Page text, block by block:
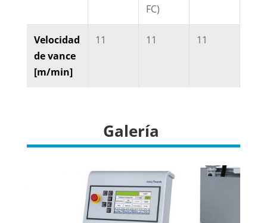
FC)
Velocidad
de vance
[m/min]
11 11 11
Galería